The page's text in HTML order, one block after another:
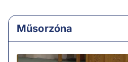
Műsorzóna